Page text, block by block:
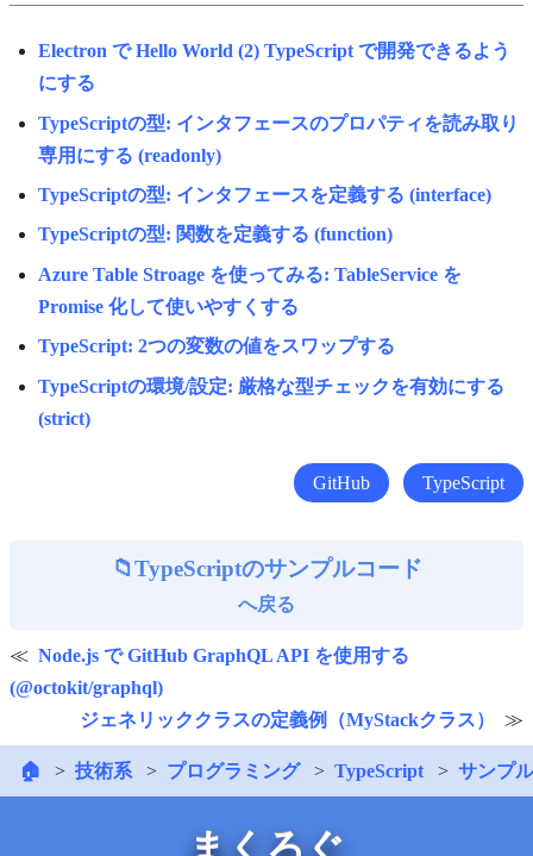
Electron で Hello World (2) TypeScript で開発できるよう
にする
TypeScriptの型: インタフェースのプロパティを読み取り
専用にする (readonly)
TypeScriptの型: インタフェースを定義する (interface)
TypeScriptの型: 関数を定義する (function)
Azure Table Stroage を使ってみる: TableService を
Promise 化して使いやすくする
TypeScript: 2つの変数の値をスワップする
TypeScriptの環境/設定: 厳格な型チェックを有効にする
(strict)
GitHub TypeScript
TypeScriptのサンプルコード
へ戻る
Node.js で GitHub GraphQL API を使用する
(@octokit/graphql)
ジェネリッククラスの定義例（MyStackクラス）
🏠 技術系 プログラミング TypeScript サンプ